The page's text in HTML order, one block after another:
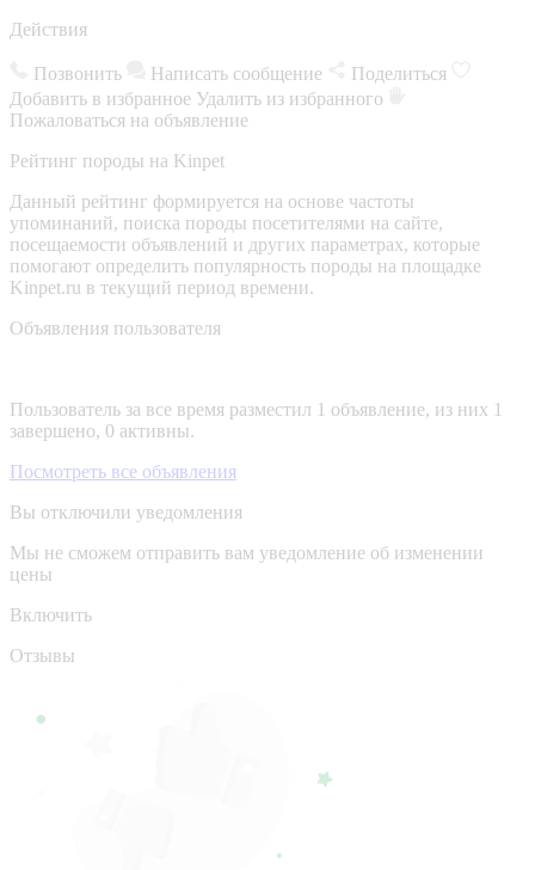
Действия
Позвонить Написать сообщение
Поделиться
Добавить в избранное Удалить из избранного
Пожаловаться на объявление
Рейтинг породы на Kinpet
Данный рейтинг формируется на основе частоты
упоминаний, поиска породы посетителями на сайте,
посещаемости объявлений и других параметрах, которые
помогают определить популярность породы на площадке
Kinpet.ru в текущий период времени.
Объявления пользователя
Пользователь за все время разместил 1 объявление, из них 1
завершено, 0 активны.
Посмотреть все объявления
Вы отключили уведомления
Мы не сможем отправить вам уведомление об изменении
цены
Включить
Отзывы